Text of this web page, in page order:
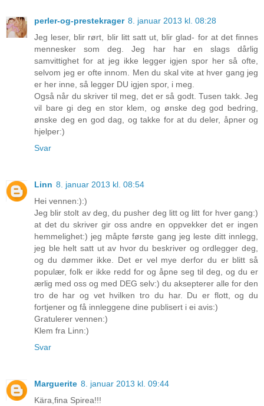
perler-og-prestekrager 8. januar 2013 kl. 08:28
Jeg leser, blir rørt, blir litt satt ut, blir glad- for at det finnes
mennesker som deg. Jeg har har en slags dårlig
samvittighet for at jeg ikke legger igjen spor her så ofte,
selvom jeg er ofte innom. Men du skal vite at hver gang jeg
er her inne, så legger DU igjen spor, i meg.
Også når du skriver til meg, det er så godt. Tusen takk. Jeg
vil bare gi deg en stor klem, og ønske deg god bedring,
ønske deg en god dag, og takke for at du deler, åpner og
hjelper:)
Svar
Linn 8. januar 2013 kl. 08:54
Hei vennen:):)
Jeg blir stolt av deg, du pusher deg litt og litt for hver gang:)
at det du skriver gir oss andre en oppvekker det er ingen
hemmelighet:) jeg måpte første gang jeg leste ditt innlegg,
jeg ble helt satt ut av hvor du beskriver og ordlegger deg,
og du dømmer ikke. Det er vel mye derfor du er blitt så
populær, folk er ikke redd for og åpne seg til deg, og du er
ærlig med oss og med DEG selv:) du aksepterer alle for den
tro de har og vet hvilken tro du har. Du er flott, og du
fortjener og få innleggene dine publisert i ei avis:)
Gratulerer vennen:)
Klem fra Linn:)
Svar
Marguerite 8. januar 2013 kl. 09:44
Kära,fina Spirea!!!